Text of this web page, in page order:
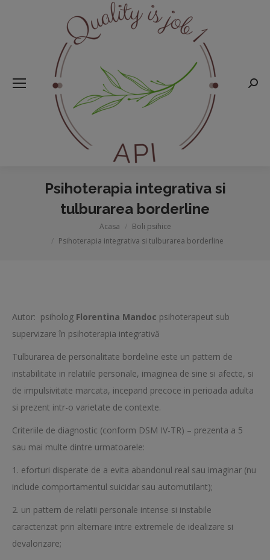
Psihoterapia integrativa si
tulburarea borderline
Acasa
Boli psihice
Psihoterapia integrativa si tulburarea borderline
Autor: psiholog Florentina Mandoc psihoterapeut sub
supervizare în psihoterapia integrativă
Tulburarea de personalitate bordeline este un pattern de
instabilitate in relatiile personale, imaginea de sine si afecte, si
de impulsivitate marcata, incepand precoce in perioada adulta
si prezent intr-o varietate de contexte.
Criteriile de diagnostic (conform DSM IV-TR) – prezenta a 5
sau mai multe dintre urmatoarele:
1. eforturi disperate de a evita abandonul real sau imaginar (nu
include comportamentul suicidar sau automutilant);
2. un pattern de relatii personale intense si instabile
caracterizat prin alternare intre extremele de idealizare si
devalorizare;